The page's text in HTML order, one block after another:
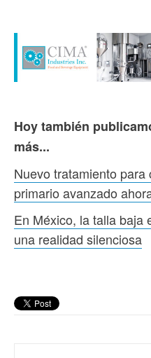
Hoy también
más...
Nuevo tratamiento
primario avanzado
En México, la talla baja
una realidad silenciosa